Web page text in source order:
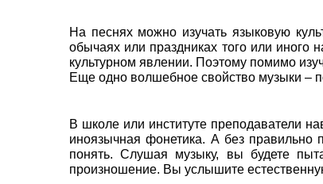
На песнях можно изучать языковую
обычаях или праздниках того или иного
культурном явлении. Поэтому помимо
Еще одно волшебное свойство музыки –
В школе или институте преподаватели
иноязычная фонетика. А без правильно
понять. Слушая музыку, вы будете
произношение. Вы услышите